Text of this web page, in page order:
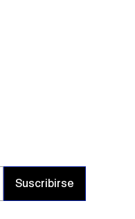
Suscribirse